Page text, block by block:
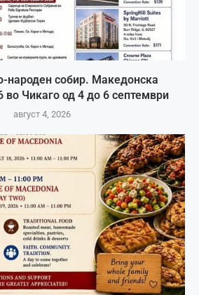
народен собир. Македонска
во Чикаго од 4 до 6 септември
август 4, 2026